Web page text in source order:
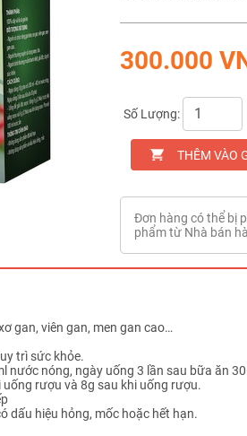
300.000
Số Lượng:
THÊM VÀO
Đơn hàng có thể bị
phẩm từ Nhà bán
gan, viên gan, men gan cao…
trì sức khỏe.
nước nóng, ngày uống 3 lần sau bữa ăn
rượu và 8g sau khi uống rượu.
dấu hiệu hỏng, mốc hoặc hết hạn.